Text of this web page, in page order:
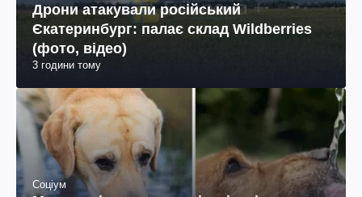
Дрони атакували російський
Єкатеринбург: палає склад Wildberries
(фото, відео)
3 години тому
Соціум